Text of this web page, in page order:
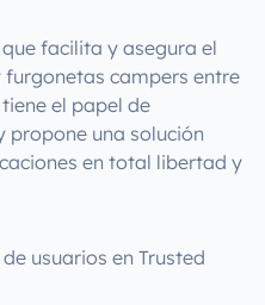
facilita y asegura el
campers entre
el papel de
propone una solución
en total libertad y
usuarios en Trusted